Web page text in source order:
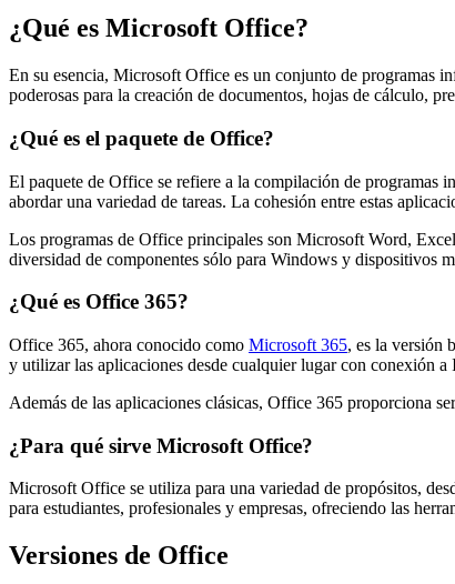
¿Qué es Microsoft Office?
En su esencia, Microsoft Office es un conjunto de programas
poderosas para la creación de documentos, hojas de cálculo,
¿Qué es el paquete de Office?
El paquete de Office se refiere a la compilación de programas
abordar una variedad de tareas. La cohesión entre estas
Los programas de Office principales son Microsoft Word,
diversidad de componentes sólo para Windows y dispositivos
¿Qué es Office 365?
Office 365, ahora conocido como Microsoft 365, es la versión
y utilizar las aplicaciones desde cualquier lugar con conexión a
Además de las aplicaciones clásicas, Office 365 proporciona
¿Para qué sirve Microsoft Office?
Microsoft Office se utiliza para una variedad de propósitos,
para estudiantes, profesionales y empresas, ofreciendo las
Versiones de Office